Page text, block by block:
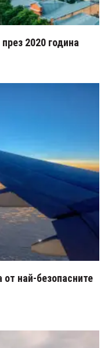
2020 година
най-безопасните